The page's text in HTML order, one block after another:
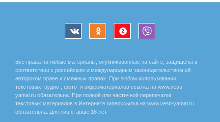
Все права на любые материалы, опубликованные на сайте, защищены в
соответствии с российским и международным законодательством об
авторском праве и смежных правах. При любом использовании
текстовых, аудио-, фото- и видеоматериалов ссылка на www.vesti-
yamal.ru обязательна. При полной или частичной перепечатке
текстовых материалов в Интернете гиперссылка на www.vesti-yamal.ru
обязательна. Для лиц старше 16 лет.